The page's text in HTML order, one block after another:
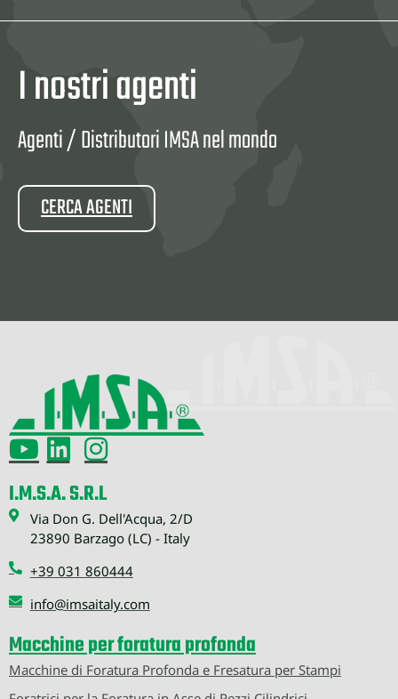
I nostri agenti
Agenti / Distributori IMSA nel mondo
CERCA AGENTI
I.M.S.A. S.R.L
Via Don G. Dell'Acqua, 2/D
23890 Barzago (LC) - Italy
+39 031 860444
info@imsaitaly.com
Macchine per foratura profonda
Macchine di Foratura Profonda e Fresatura per Stampi